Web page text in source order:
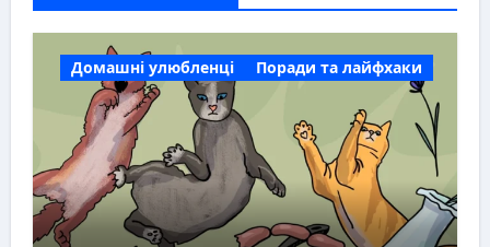
Домашні улюбленці Поради та лайфхаки